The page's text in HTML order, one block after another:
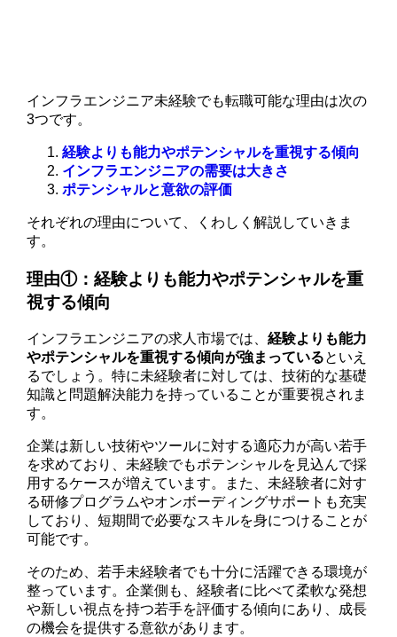
インフラエンジニア未経験でも転職可能な理由は次の
3つです。
経験よりも能力やポテンシャルを重視する傾向
インフラエンジニアの需要は大きさ
ポテンシャルと意欲の評価
それぞれの理由について、くわしく解説していきま
す。
理由①：経験よりも能力やポテンシャルを重
視する傾向
インフラエンジニアの求人市場では、経験よりも能力
やポテンシャルを重視する傾向が強まっているといえ
るでしょう。特に未経験者に対しては、技術的な基礎
知識と問題解決能力を持っていることが重要視されま
す。
企業は新しい技術やツールに対する適応力が高い若手
を求めており、未経験でもポテンシャルを見込んで採
用するケースが増えています。また、未経験者に対す
る研修プログラムやオンボーディングサポートも充実
しており、短期間で必要なスキルを身につけることが
可能です。
そのため、若手未経験者でも十分に活躍できる環境が
整っています。企業側も、経験者に比べて柔軟な発想
や新しい視点を持つ若手を評価する傾向にあり、成長
の機会を提供する意欲があります。